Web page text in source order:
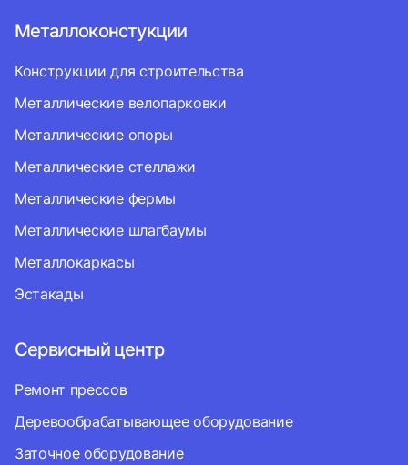
Металлоконстукции
Конструкции для строительства
Металлические велопарковки
Металлические опоры
Металлические стеллажи
Металлические фермы
Металлические шлагбаумы
Металлокаркасы
Эстакады
Сервисный центр
Ремонт прессов
Деревообрабатывающее оборудование
Заточное оборудование